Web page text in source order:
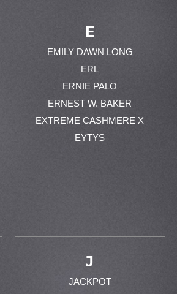
E
EMILY DAWN LONG
ERL
ERNIE PALO
ERNEST W. BAKER
EXTREME CASHMERE X
EYTYS
J
JACKPOT